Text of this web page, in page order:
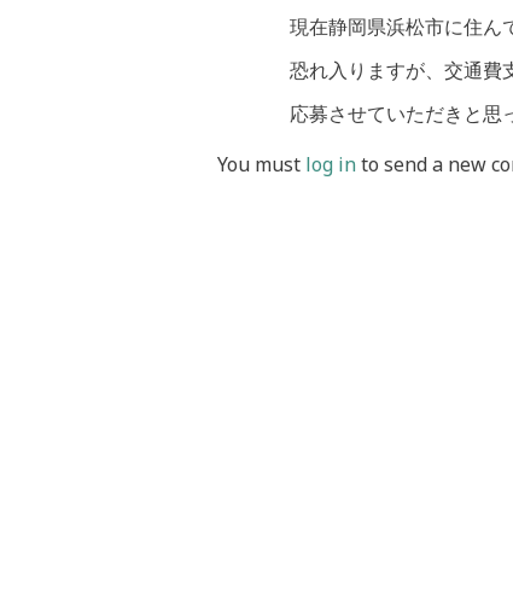
現在静岡県浜松市に住ん
恐れ入りますが、交通費
応募させていただきと思
You must log into send a new